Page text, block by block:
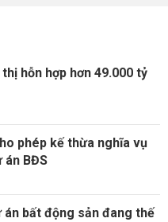
hỗn hợp hơn 49.000 tỷ
phép kế thừa nghĩa vụ
án BĐS
bất động sản đang thế